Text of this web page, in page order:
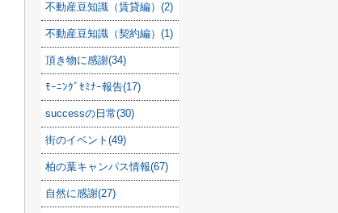
不動産豆知識（賃貸編）(2)
不動産豆知識（契約編）(1)
頂き物に感謝(34)
ﾓｰﾆﾝｸﾞｾﾐﾅｰ報告(17)
successの日常(30)
街のイベント(49)
柏の葉キャンパス情報(67)
自然に感謝(27)